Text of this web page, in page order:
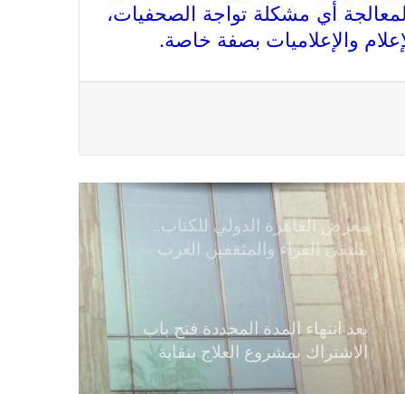
أي مشكلة تواجة الصحفيات،
والإعلاميات بصفة خاصة. فى مجالات الصحافة والإذاعة
معرض القاهرة الدولي للكتاب..
بعد انتهاء المدة المحددة فتح باب
الاشتراك بمشروع العلاج بنقابة
الصحفيين المصريين
تطلق الحوار الوطنى للتغيرات
المناخية وتعلن جائزة للصحافة و